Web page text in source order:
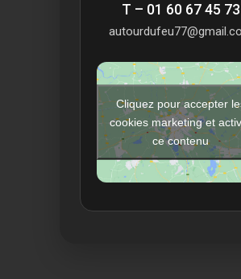
T – 01 60 67 45 73
Cliquez pour accepter
cookies marketing et
ce contenu